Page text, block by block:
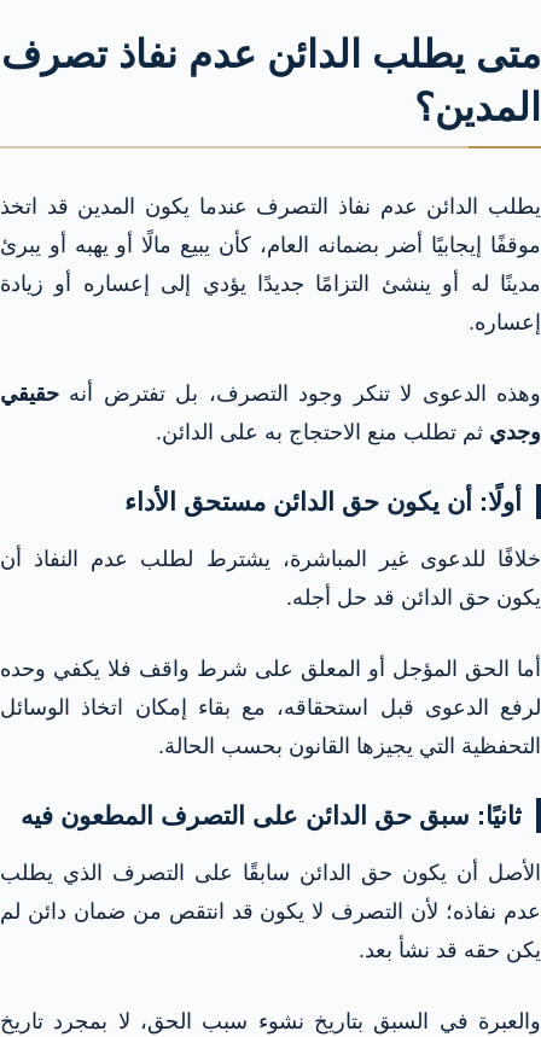
متى يطلب الدائن عدم نفاذ تصرف
المدين؟
يطلب الدائن عدم نفاذ التصرف عندما يكون المدين قد اتخذ
موقفًا إيجابيًا أضر بضمانه العام، كأن يبيع مالًا أو يهبه أو يبرئ
مدينًا له أو ينشئ التزامًا جديدًا يؤدي إلى إعساره أو زيادة
إعساره.
وهذه الدعوى لا تنكر وجود التصرف، بل تفترض أنه حقيقي
وجدي ثم تطلب منع الاحتجاج به على الدائن.
أولًا: أن يكون حق الدائن مستحق الأداء
خلافًا للدعوى غير المباشرة، يشترط لطلب عدم النفاذ أن
يكون حق الدائن قد حل أجله.
أما الحق المؤجل أو المعلق على شرط واقف فلا يكفي وحده
لرفع الدعوى قبل استحقاقه، مع بقاء إمكان اتخاذ الوسائل
التحفظية التي يجيزها القانون بحسب الحالة.
ثانيًا: سبق حق الدائن على التصرف المطعون فيه
الأصل أن يكون حق الدائن سابقًا على التصرف الذي يطلب
عدم نفاذه؛ لأن التصرف لا يكون قد انتقص من ضمان دائن لم
يكن حقه قد نشأ بعد.
والعبرة في السبق بتاريخ نشوء سبب الحق، لا بمجرد تاريخ